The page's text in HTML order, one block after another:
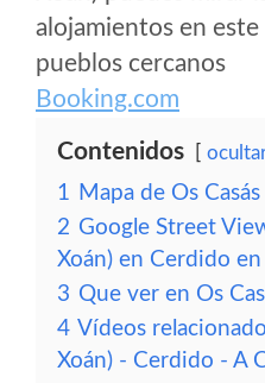
alojamientos en
pueblos cercanos
Booking.com
Contenidos
1 Mapa de Os
2 Google Street
Xoán) en Cerdido
3 Que ver en Os
4 Vídeos
Xoán) - Cerdido - A